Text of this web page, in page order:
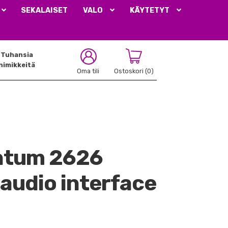
SEKALAISET VALO KÄYTETYT
Oma tili Ostoskori (0)
Tuhansia
2626
interface